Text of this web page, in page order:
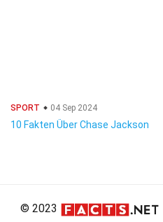
SPORT 04 Sep 2024
10 Fakten Über Chase Jackson
© 2023